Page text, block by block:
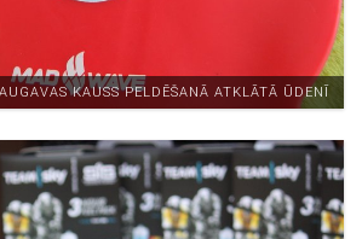
KAUSS PELDĒŠANĀ ATKLĀTĀ ŪDENĪ